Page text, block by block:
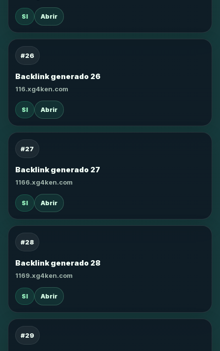
SI Abrir
#26
Backlink generado 26
116.xg4ken.com
SI Abrir
#27
Backlink generado 27
1166.xg4ken.com
SI Abrir
#28
Backlink generado 28
1169.xg4ken.com
SI Abrir
#29